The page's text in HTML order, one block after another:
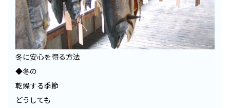
冬に安心を得る方法
◆冬の
乾燥する季節
どうしても